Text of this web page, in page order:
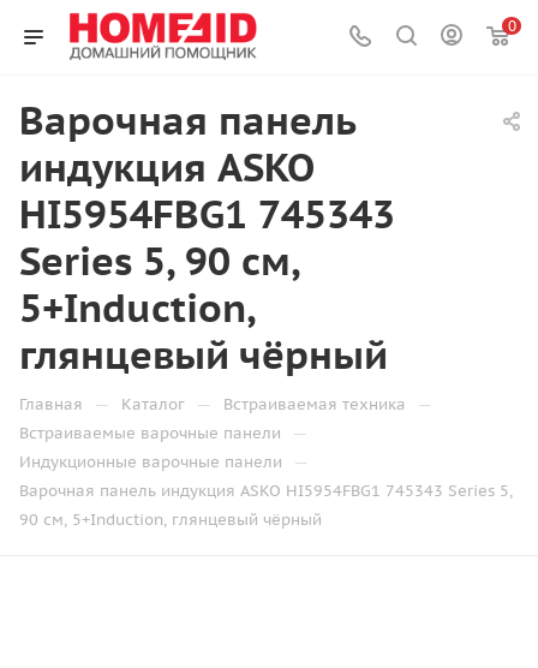
0
Варочная панель
индукция ASKO
HI5954FBG1 745343
Series 5, 90 см,
5+Induction,
глянцевый чёрный
Главная — Каталог — Встраиваемая техника —
Встраиваемые варочные панели —
Индукционные варочные панели —
Варочная панель индукция ASKO HI5954FBG1 745343 Series 5,
90 см, 5+Induction, глянцевый чёрный